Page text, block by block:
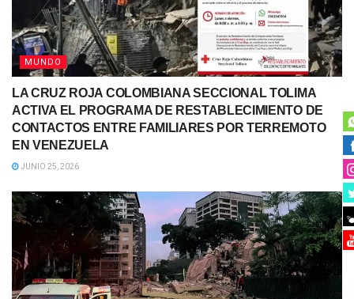
MUNDO
LA CRUZ ROJA COLOMBIANA SECCIONAL TOLIMA
ACTIVA EL PROGRAMA DE RESTABLECIMIENTO DE
CONTACTOS ENTRE FAMILIARES POR TERREMOTO
EN VENEZUELA
JUNIO 25, 2026